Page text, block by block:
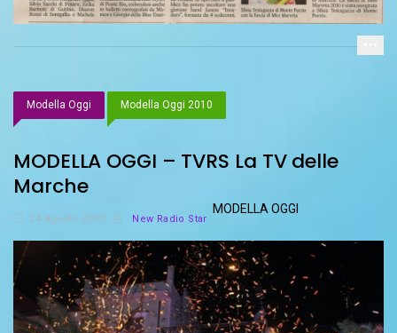
Modella Oggi Modella Oggi 2010
MODELLA OGGI – TVRS La TV delle
Marche
24 Agosto 2010 New Radio Star
MODELLA OGGI